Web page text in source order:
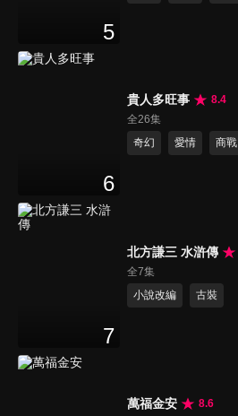
5
6
貴人多旺事
8.4
全26集
奇幻
愛情 商戰
7
北方謙三 水滸傳
全7集
小說改編
古裝
萬福金安
8.6